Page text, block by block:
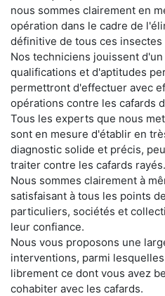
nous sommes clairement en
opération dans le cadre de
définitive de tous ces insectes
Nos techniciens jouissent
qualifications et d'aptitudes
permettront d'effectuer avec
opérations contre les cafards
Tous les experts que nous
sont en mesure d'établir en
diagnostic solide et précis,
traiter contre les cafards rayés.
Nous sommes clairement à
satisfaisant à tous les points
particuliers, sociétés et
leur confiance.
Nous vous proposons une
interventions, parmi
librement ce dont vous avez
cohabiter avec les cafards.